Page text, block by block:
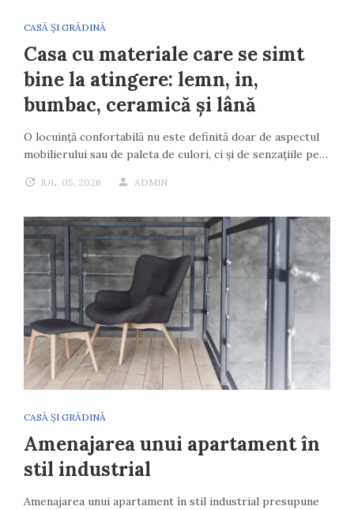
CASĂ ȘI GRĂDINĂ
Casa cu materiale care se simt
bine la atingere: lemn, in,
bumbac, ceramică și lână
O locuință confortabilă nu este definită doar de aspectul
mobilierului sau de paleta de culori, ci și de senzațiile pe…
IUL. 05, 2026 ADMIN
CASĂ ȘI GRĂDINĂ
Amenajarea unui apartament în
stil industrial
Amenajarea unui apartament în stil industrial presupune